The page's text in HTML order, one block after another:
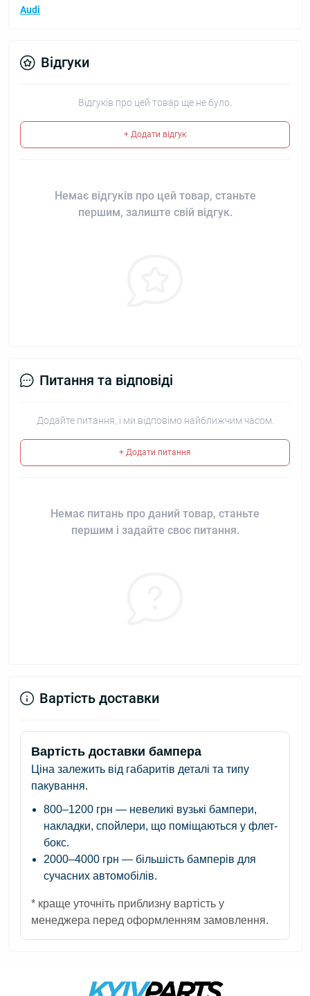
Audi
Відгуки
Відгуків про цей товар ще не було.
+ Додати відгук
Немає відгуків про цей товар, станьте
першим, залиште свій відгук.
Питання та відповіді
Додайте питання, і ми відповімо найближчим часом.
+ Додати питання
Немає питань про даний товар, станьте
першим і задайте своє питання.
Вартість доставки
Вартість доставки бампера
Ціна залежить від габаритів деталі та типу
пакування.
800–1200 грн — невеликі вузькі бампери,
накладки, спойлери, що поміщаються у флет-
бокс.
2000–4000 грн — більшість бамперів для
сучасних автомобілів.
* краще уточніть приблизну вартість у
менеджера перед оформленням замовлення.